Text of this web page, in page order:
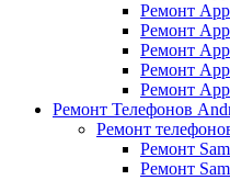
Ремонт
Ремонт
Ремонт
Ремонт
Ремонт
Ремонт Телефонов
Ремонт
Ремонт
Ремонт